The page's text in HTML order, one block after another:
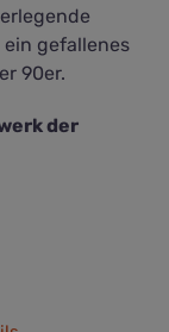
gefallenes
90er.
der